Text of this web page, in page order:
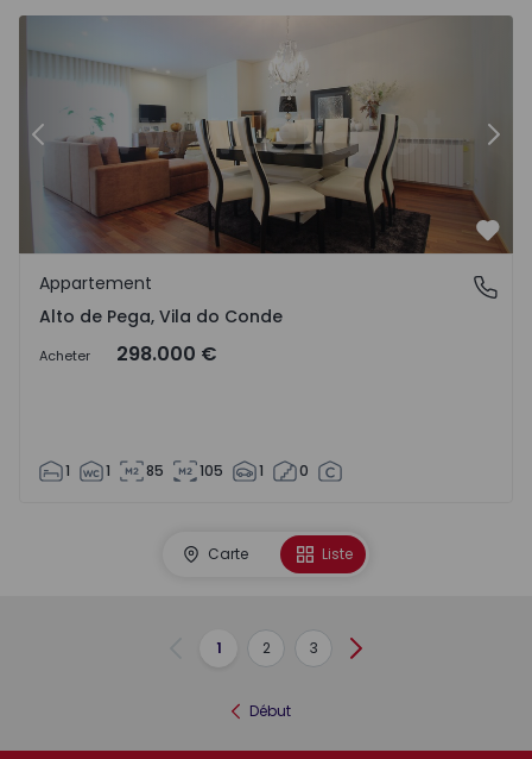
Précédent
Alto de Pega, Vila do Conde
Appartement
Alto de Pega, Vila do Conde
Acheter 298.000 €
1 1 85 105 1 0
Carte Liste
Précédent
1 2 3 Suivant
Début